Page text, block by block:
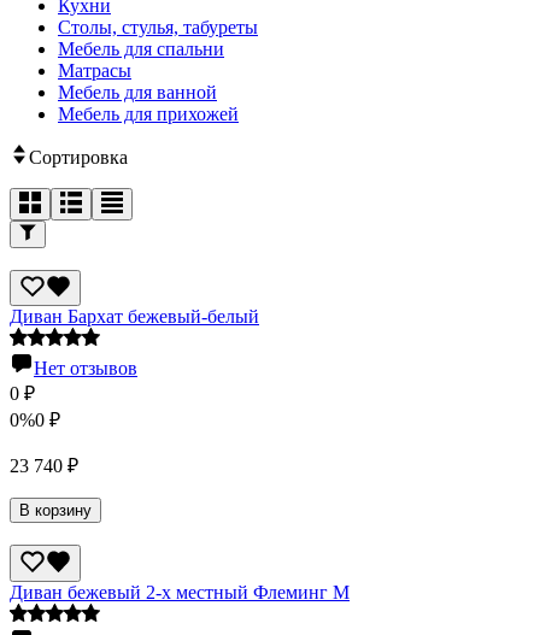
Кухни
Столы, стулья, табуреты
Мебель для спальни
Матрасы
Мебель для ванной
Мебель для прихожей
Сортировка
Диван Бархат бежевый-белый
Нет отзывов
0 ₽
0%0 ₽
23 740 ₽
В корзину
Диван бежевый 2-х местный Флеминг М